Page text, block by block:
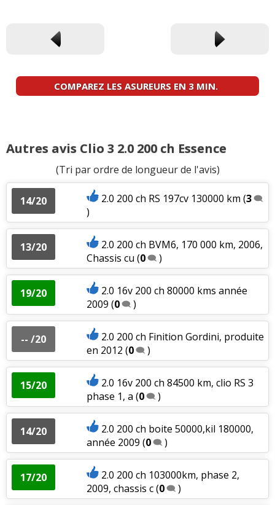
COMPAREZ LES ASUREURS EN 3 MIN.
Autres avis Clio 3 2.0 200 ch Essence
(Tri par ordre de longueur de l'avis)
14/20 2.0 200 ch RS 197cv 130000 km (3
)
13/20
2.0 200 ch BVM6, 170 000 km, 2006,
Chassis cu (0 )
19/20
2.0 16v 200 ch 80000 kms année
2009 (0 )
-- /20
2.0 200 ch Finition Gordini, produite
en 2012 (0 )
15/20
2.0 16v 200 ch 84500 km, clio RS 3
phase 1, a (0 )
14/20
2.0 200 ch boite 50000,kil 180000,
année 2009 (0 )
17/20
2.0 200 ch 103000km, phase 2,
2009, chassis c(0 )